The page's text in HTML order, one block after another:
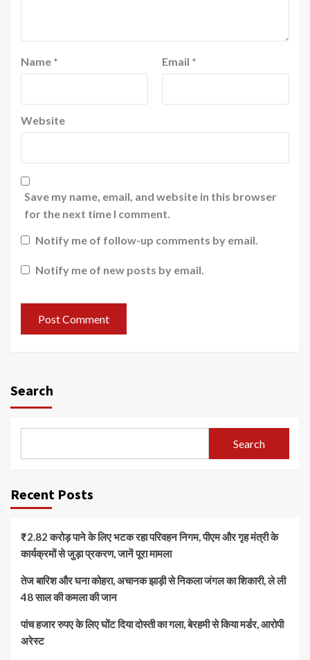
Name * Email *
Website
Save my name, email, and website in this browser
for the next time I comment.
Notify me of follow-up comments by email.
Notify me of new posts by email.
Search
Search
Recent Posts
₹2.82 करोड़ पाने के लिए भटक रहा परिवहन निगम, पीएम और गृह मंत्री के
कार्यक्रमों से जुड़ा प्रकरण, जानें पूरा मामला
तेज बारिश और घना कोहरा, अचानक झाड़ी से निकला जंगल का शिकारी, ले ली
48 साल की कमला की जान
पांच हजार रुपए के लिए घोंट दिया दोस्ती का गला, बेरहमी से किया मर्डर, आरोपी
अरेस्ट